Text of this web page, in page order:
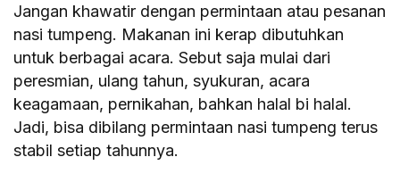
Jangan khawatir dengan permintaan atau pesanan
nasi tumpeng. Makanan ini kerap dibutuhkan
untuk berbagai acara. Sebut saja mulai dari
peresmian, ulang tahun, syukuran, acara
keagamaan, pernikahan, bahkan halal bi halal.
Jadi, bisa dibilang permintaan nasi tumpeng terus
stabil setiap tahunnya.